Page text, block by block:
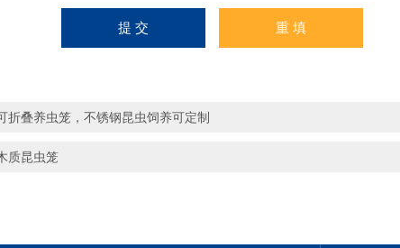
折叠养虫笼，不锈钢昆虫饲养可定制
质昆虫笼